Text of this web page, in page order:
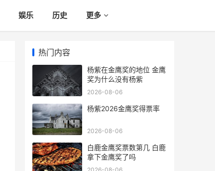
娱乐 历史 更多
热门内容
杨紫在金鹰奖的地位 金鹰
奖为什么没有杨紫
2026-08-06
杨紫2026金鹰奖得票率
2026-08-06
白鹿金鹰奖票数第几 白鹿
拿下金鹰奖了吗